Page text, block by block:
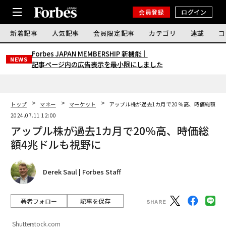
会員登録 ログイン
新着記事 人気記事 会員限定記事 カテゴリ 連載
NEWS
Forbes JAPAN MEMBERSHIP 新機能｜
記事ページ内の広告表示を最小限にしました
トップ マネー マーケット
アップル株が過去1カ月で20％高、時価総額4兆
2024.07.11 12:00
アップル株が過去1カ月で20％高、時価総
額4兆ドルも視野に
Derek Saul | Forbes Staff
著者フォロー 記事を保存
Shutterstock.com